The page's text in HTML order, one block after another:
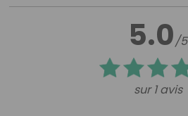
5.0/5
sur 1 avis